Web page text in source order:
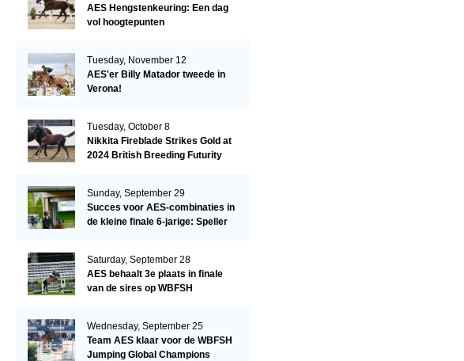
AES Hengstenkeuring: Een dag
vol hoogtepunten
Tuesday, November 12
AES'er Billy Matador tweede in
Verona!
Tuesday, October 8
Nikkita Fireblade Strikes Gold at
2024 British Breeding Futurity
Sunday, September 29
Succes voor AES-combinaties in
de kleine finale 6-jarige: Speller
Saturday, September 28
AES behaalt 3e plaats in finale
van de sires op WBFSH
Wednesday, September 25
Team AES klaar voor de WBFSH
Jumping Global Champions